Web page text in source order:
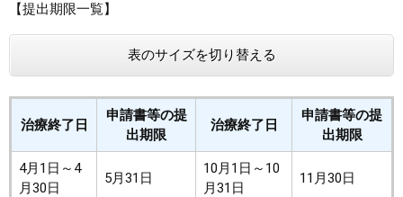
【提出期限一覧】
表のサイズを切り替える
治療終了日
申請書等の提
出期限
治療終了日
申請書等の提
出期限
4月1日～4
月30日
5月31日
10月1日～10
月31日
11月30日